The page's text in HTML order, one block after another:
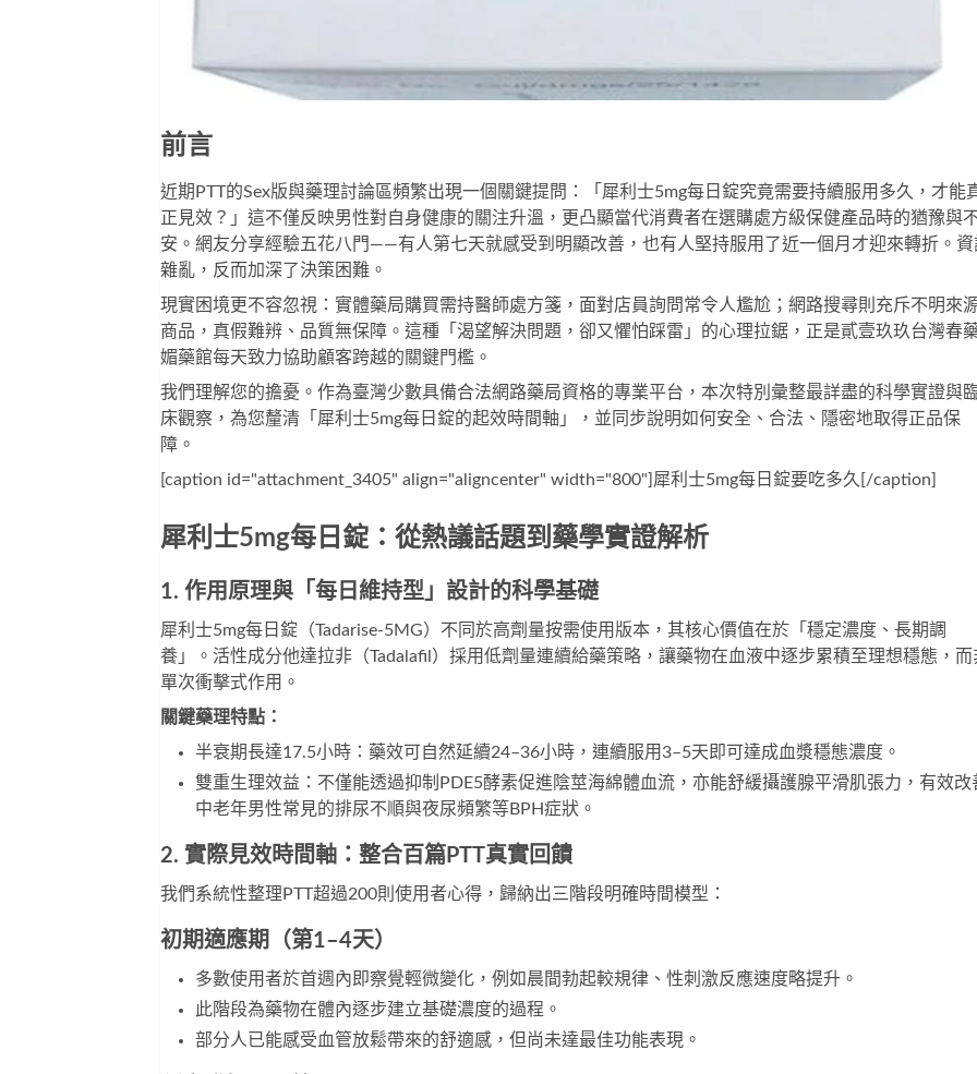
前言
近期PTT的Sex版與藥理討論區頻繁出現一個關鍵提問：「 犀利士5mg每日錠究竟需要持續服用多久，才能
正見效？」這不僅反映男性對自身健康的關注升溫，更凸顯當代消費者在選購處方級保健產品時的猶豫與
安。網友分享經驗五花八門——有人第七天就感受到明顯改善，也有人堅持服用了近一個月才迎來轉折。資
雜亂，反而加深了決策困難。
現實困境更不容忽視：實體藥局購買需持醫師處方箋，面對店員詢問常令人尷尬；網路搜尋則充斥不明來
商品，真假難辨、品質無保障。這種「渴望解決問題，卻又懼怕踩雷」的心理拉鋸，正是貳壹玖玖台灣春
媚藥館每天致力協助顧客跨越的關鍵門檻。
我們理解您的擔憂。作為臺灣少數具備合法網路藥局資格的專業平台，本次特別彙整最詳盡的科學實證與
床觀察，為您釐清「 犀利士5mg每日錠的起效時間軸」，並同步說明如何安全、合法、隱密地取得正品保
障。
[caption id="attachment_3405" align="aligncenter" width="800"]犀利士5mg每日錠要吃多久[/caption]
犀利士5mg每日錠：從熱議話題到藥學實證解析
1. 作用原理與「每日維持型」設計的科學基礎
犀利士5mg每日錠 （Tadarise-5MG）不同於高劑量按需使用版本，其核心價值在於「穩定濃度、長期調
養」。活性成分他達拉非（Tadalafil）採用低劑量連續給藥策略，讓藥物在血液中逐步累積至理想穩態，而
單次衝擊式作用。
關鍵藥理特點：
半衰期長達17.5小時：藥效可自然延續24–36小時，連續服用3–5天即可達成血漿穩態濃度。
雙重生理效益：不僅能透過抑制PDE5酵素促進陰莖海綿體血流，亦能舒緩攝護腺平滑肌張力，有效改
中老年男性常見的排尿不順與夜尿頻繁等BPH症狀。
2. 實際見效時間軸：整合百篇PTT真實回饋
我們系統性整理PTT超過200則使用者心得，歸納出三階段明確時間模型：
初期適應期（第1–4天）
多數使用者於首週內即察覺輕微變化，例如晨間勃起較規律、性刺激反應速度略提升。
此階段為藥物在體內逐步建立基礎濃度的過程。
部分人已能感受血管放鬆帶來的舒適感，但尚未達最佳功能表現。